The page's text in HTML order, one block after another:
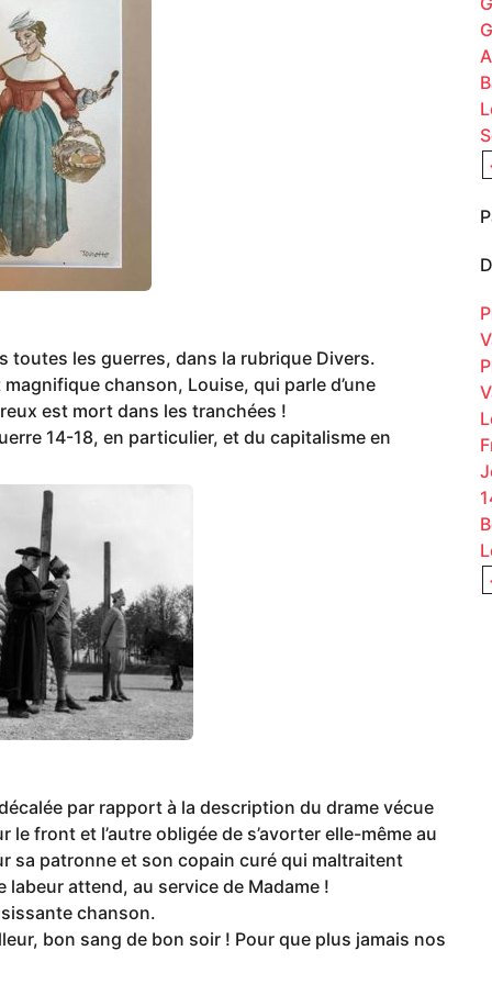
toutes les guerres, dans la rubrique Divers.
chanson, Louise, qui parle d’une
est mort dans les tranchées !
14-18, en particulier, et du capitalisme en
par rapport à la description du drame vécue
front et l’autre obligée de s’avorter elle-même au
sa patronne et son copain curé qui maltraitent
attend, au service de Madame !
chanson.
bon sang de bon soir ! Pour que plus jamais nos